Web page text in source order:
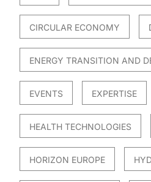
CIRCULAR ECONOMY
ENERGY TRANSITION AND
EVENTS EXPERTISE
HEALTH TECHNOLOGIES
HORIZON EUROPE